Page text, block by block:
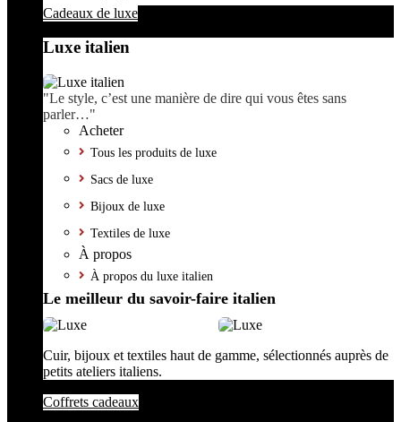
Cadeaux de luxe
Luxe italien
"Le style, c’est une manière de dire qui vous êtes sans
parler…"
Acheter
Tous les produits de luxe
Sacs de luxe
Bijoux de luxe
Textiles de luxe
À propos
À propos du luxe italien
Le meilleur du savoir-faire italien
Cuir, bijoux et textiles haut de gamme, sélectionnés auprès de
petits ateliers italiens.
Coffrets cadeaux